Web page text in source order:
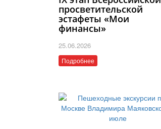
просветительской
эстафеты «Мои
финансы»
25.06.2026
Подробнее